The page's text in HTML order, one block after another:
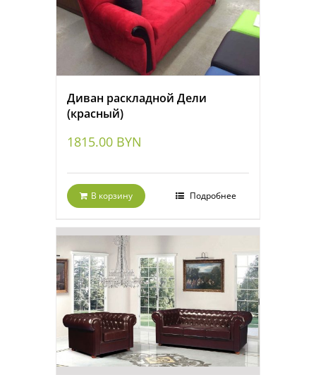
Диван раскладной Дели
(красный)
1815.00 BYN
В корзину Подробнее